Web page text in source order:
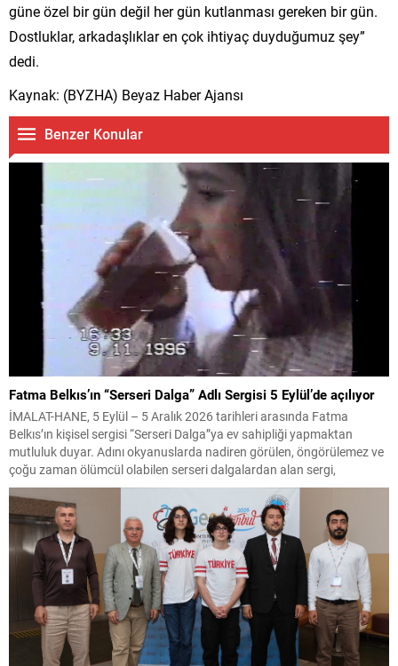
güne özel bir gün değil her gün kutlanması gereken bir gün.
Dostluklar, arkadaşlıklar en çok ihtiyaç duyduğumuz şey”
dedi.
Kaynak: (BYZHA) Beyaz Haber Ajansı
Benzer Konular
Fatma Belkıs’ın “Serseri Dalga” Adlı Sergisi 5 Eylül’de açılıyor
İMALAT-HANE, 5 Eylül – 5 Aralık 2026 tarihleri arasında Fatma
Belkıs’ın kişisel sergisi “Serseri Dalga”ya ev sahipliği yapmaktan
mutluluk duyar. Adını okyanuslarda nadiren görülen, öngörülemez ve
çoğu zaman ölümcül olabilen serseri dalgalardan alan sergi,
dostluğu, mizahı ve dayanışmayı duygusal kriz anlarında yön bulma
yolları olarak öne sürüyor. Haber : M.Haluk...